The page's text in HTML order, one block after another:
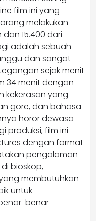
film ini yang
melakukan
15.400 dari
adalah sebuah
dan sangat
sejak menit
34 menit dengan
kekerasan yang
gore, dan bahasa
horor dewasa
produksi, film ini
dengan format
pengalaman
bioskop,
membutuhkan
untuk
benar